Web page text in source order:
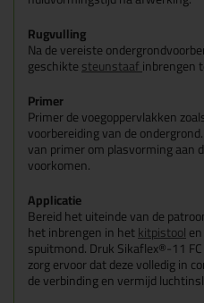
Rugvulling
Na de vereiste
geschiktesteunstaafinbrengen
Primer
Primer de voegoppervlakken
voorbereiding van de
van primer om plasvorming aan
voorkomen.
Applicatie
Bereid het uiteinde van de
het inbrengen in hetkitpistool
spuitmond. Druk Sikaflex®-11
zorg ervoor dat deze volledig in
de verbinding en vermijd